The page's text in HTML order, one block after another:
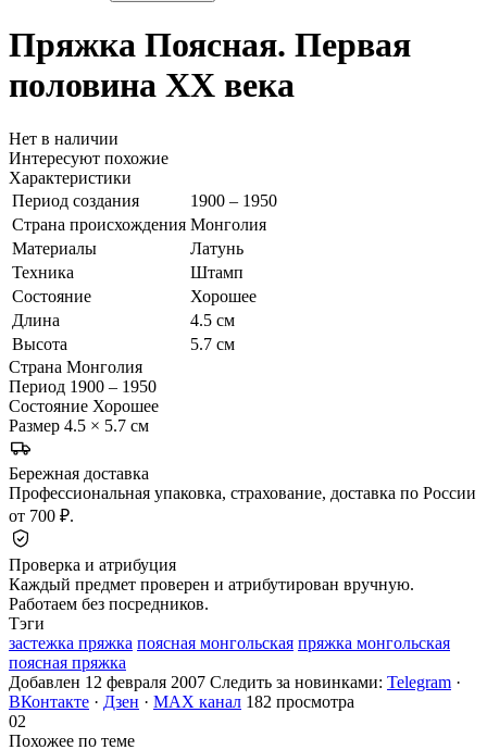
Пряжка Поясная. Первая
половина ХХ века
Нет в наличии
Интересуют похожие
Характеристики
Период создания
1900 – 1950
Страна происхождения Монголия
Материалы
Латунь
Техника
Штамп
Состояние
Хорошее
Длина
4.5 см
Высота
5.7 см
Страна Монголия
Период 1900 – 1950
Состояние Хорошее
Размер 4.5 × 5.7 см
Бережная доставка
Профессиональная упаковка, страхование, доставка по России
от 700 ₽.
Проверка и атрибуция
Каждый предмет проверен и атрибутирован вручную.
Работаем без посредников.
Тэги
застежка пряжка поясная монгольская пряжка монгольская
поясная пряжка
Добавлен 12 февраля 2007 Следить за новинками: Telegram ·
ВКонтакте · Дзен · MAX канал 182 просмотра
02
Похожее по теме